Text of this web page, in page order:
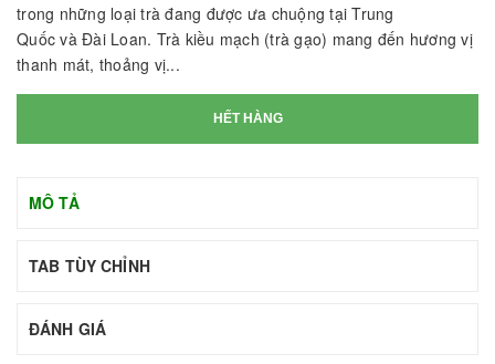
trong những loại trà đang được ưa chuộng tại Trung
Quốc và Đài Loan. Trà kiều mạch (trà gạo) mang đến hương vị
thanh mát, thoảng vị...
HẾT HÀNG
MÔ TẢ
TAB TÙY CHỈNH
ĐÁNH GIÁ